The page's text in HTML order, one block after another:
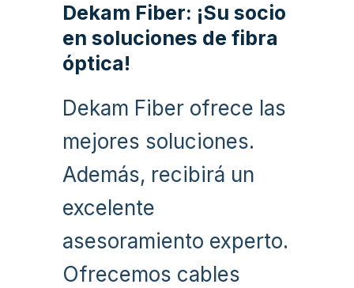
Dekam Fiber: ¡Su socio
en soluciones de fibra
óptica!
Dekam Fiber ofrece las
mejores soluciones.
Además, recibirá un
excelente
asesoramiento experto.
Ofrecemos cables